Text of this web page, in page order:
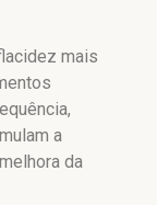
mais
a
da